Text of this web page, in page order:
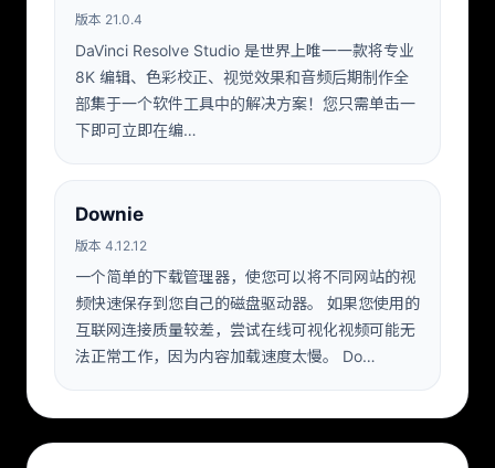
版本 21.0.4
DaVinci Resolve Studio 是世界上唯一一款将专业
8K 编辑、色彩校正、视觉效果和音频后期制作全
部集于一个软件工具中的解决方案！您只需单击一
下即可立即在编…
Downie
版本 4.12.12
一个简单的下载管理器，使您可以将不同网站的视
频快速保存到您自己的磁盘驱动器。 如果您使用的
互联网连接质量较差，尝试在线可视化视频可能无
法正常工作，因为内容加载速度太慢。 Do…